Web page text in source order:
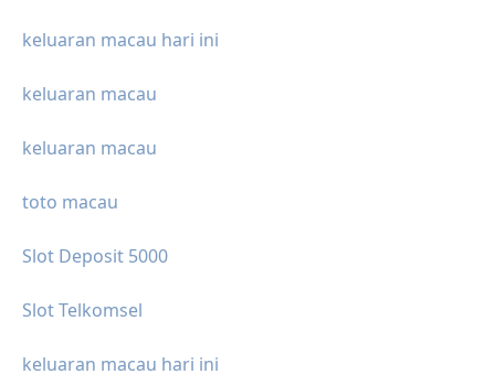
keluaran macau hari ini
keluaran macau
keluaran macau
toto macau
Slot Deposit 5000
Slot Telkomsel
keluaran macau hari ini